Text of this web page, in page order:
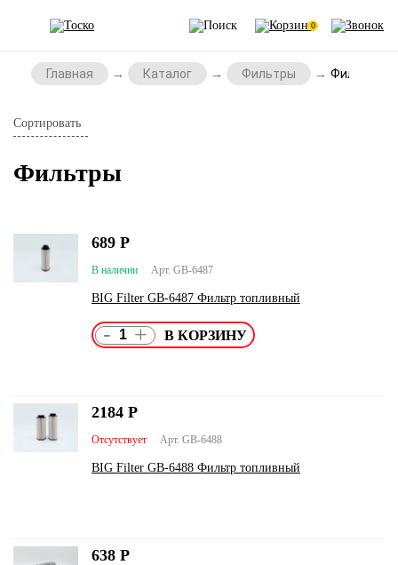
0
Главная Каталог Фильтры Фильтры
Сортировать
Фильтры
Арт. GB-6487
В наличии
BIG Filter GB-6487 Фильтр топливный
689 Р
- +
Арт. GB-6488
Отсутствует
BIG Filter GB-6488 Фильтр топливный
2184 Р
638 Р